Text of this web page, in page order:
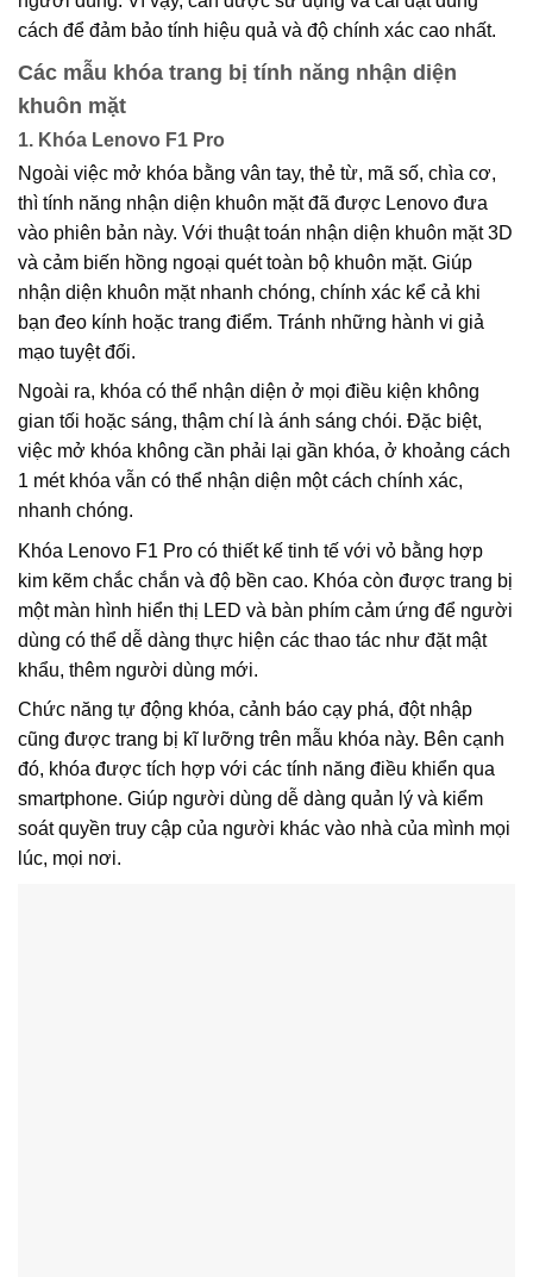
cách để đảm bảo tính hiệu quả và độ chính xác cao nhất.
Các mẫu khóa trang bị tính năng nhận diện
khuôn mặt
1. Khóa Lenovo F1 Pro
Ngoài việc mở khóa bằng vân tay, thẻ từ, mã số, chìa cơ,
thì tính năng nhận diện khuôn mặt đã được Lenovo đưa
vào phiên bản này. Với thuật toán nhận diện khuôn mặt 3D
và cảm biến hồng ngoại quét toàn bộ khuôn mặt. Giúp
nhận diện khuôn mặt nhanh chóng, chính xác kể cả khi
bạn đeo kính hoặc trang điểm. Tránh những hành vi giả
mạo tuyệt đối.
Ngoài ra, khóa có thể nhận diện ở mọi điều kiện không
gian tối hoặc sáng, thậm chí là ánh sáng chói. Đặc biệt,
việc mở khóa không cần phải lại gần khóa, ở khoảng cách
1 mét khóa vẫn có thể nhận diện một cách chính xác,
nhanh chóng.
Khóa Lenovo F1 Pro có thiết kế tinh tế với vỏ bằng hợp
kim kẽm chắc chắn và độ bền cao. Khóa còn được trang bị
một màn hình hiển thị LED và bàn phím cảm ứng để người
dùng có thể dễ dàng thực hiện các thao tác như đặt mật
khẩu, thêm người dùng mới.
Chức năng tự động khóa, cảnh báo cạy phá, đột nhập
cũng được trang bị kĩ lưỡng trên mẫu khóa này. Bên cạnh
đó, khóa được tích hợp với các tính năng điều khiển qua
smartphone. Giúp người dùng dễ dàng quản lý và kiểm
soát quyền truy cập của người khác vào nhà của mình mọi
lúc, mọi nơi.